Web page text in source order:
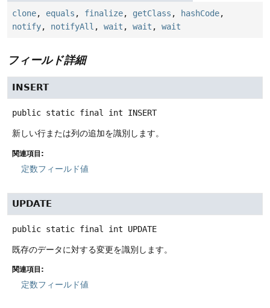
clone, equals , finalize, getClass , hashCode,
notify, notifyAll , wait , wait , wait
フィールド詳細
INSERT
public static final int INSERT
新しい行または列の追加を識別します。
関連項目:
定数フィールド値
UPDATE
public static final int UPDATE
既存のデータに対する変更を識別します。
関連項目:
定数フィールド値